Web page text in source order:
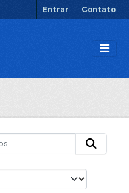
Entrar Contato